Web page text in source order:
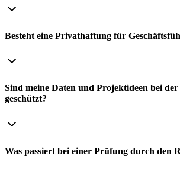
Besteht eine Privathaftung für
Sind meine Daten und Projektideen bei
geschützt?
Was passiert bei einer Prüfung durch den